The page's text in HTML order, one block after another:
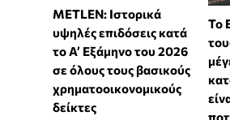
METLEN: Ιστορικά
υψηλές επιδόσεις κατά
το Α’ Εξάμηνο του 2026
σε όλους τους βασικούς
χρηματοοικονομικούς
δείκτες
Το